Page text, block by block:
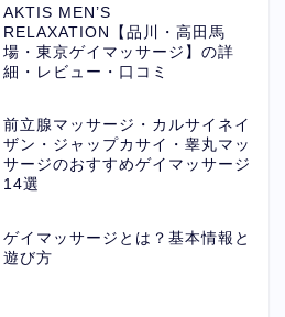
AKTIS MEN’S
RELAXATION【品川・高田馬
場・東京ゲイマッサージ】の詳
細・レビュー・口コミ
前立腺マッサージ・カルサイネイ
ザン・ジャップカサイ・睾丸マッ
サージのおすすめゲイマッサージ
14選
ゲイマッサージとは？基本情報と
遊び方